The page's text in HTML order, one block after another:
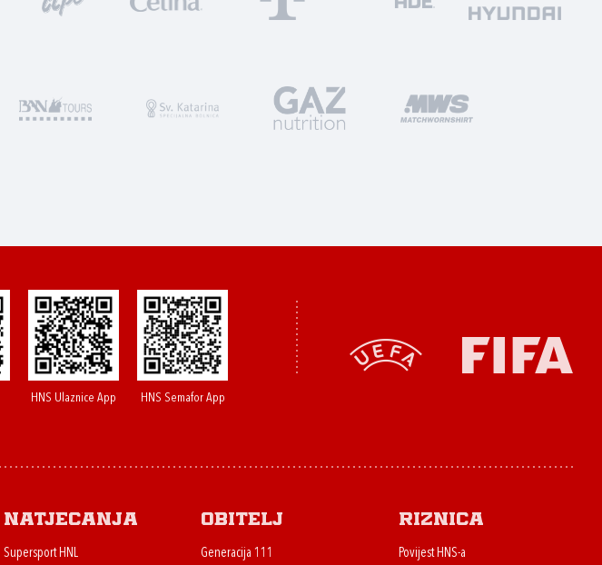
HNS Ulaznice App HNS Semafor App
Natjecanja
Supersport HNL
Obitelj
Generacija 111
Riznica
Povijest HNS-a